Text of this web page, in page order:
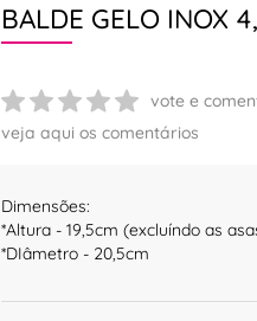
BALDE GELO INOX
vote e
veja aqui os comentários
Dimensões:
*Altura - 19,5cm (excluíndo as
*DIâmetro - 20,5cm